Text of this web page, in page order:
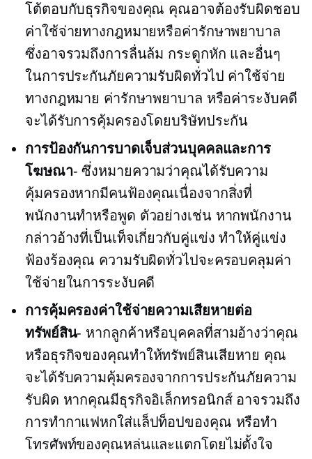
โต้ตอบกับธุรกิจของคุณ คุณอาจต้องรับผิดชอบ
ค่าใช้จ่ายทางกฎหมายหรือค่ารักษาพยาบาล
ซึ่งอาจรวมถึงการลื่นล้ม กระดูกหัก และอื่นๆ
ในการประกันภัยความรับผิดทั่วไป ค่าใช้จ่าย
ทางกฎหมาย ค่ารักษาพยาบาล หรือค่าระงับคดี
จะได้รับการคุ้มครองโดยบริษัทประกัน
การป้องกันการบาดเจ็บส่วนบุคคลและการ
โฆษณา- ซึ่งหมายความว่าคุณได้รับความ
คุ้มครองหากมีคนฟ้องคุณเนื่องจากสิ่งที่
พนักงานทำหรือพูด ตัวอย่างเช่น หากพนักงาน
กล่าวอ้างที่เป็นเท็จเกี่ยวกับคู่แข่ง ทำให้คู่แข่ง
ฟ้องร้องคุณ ความรับผิดทั่วไปจะครอบคลุมค่า
ใช้จ่ายในการระงับคดี
การคุ้มครองค่าใช้จ่ายความเสียหายต่อ
ทรัพย์สิน- หากลูกค้าหรือบุคคลที่สามอ้างว่าคุณ
หรือธุรกิจของคุณทำให้ทรัพย์สินเสียหาย คุณ
จะได้รับความคุ้มครองจากการประกันภัยความ
รับผิด หากคุณมีธุรกิจอิเล็กทรอนิกส์ อาจรวมถึง
การทำกาแฟหกใส่แล็ปท็อปของคุณ หรือทำ
โทรศัพท์ของคุณหล่นและแตกโดยไม่ตั้งใจ